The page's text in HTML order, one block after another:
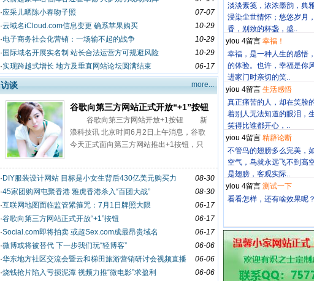
07-07
·应采儿晒陈小春吻子照
10-29
·云域名iCloud.com信息变更 确系苹果购买
10-29
·电子商务社会化营销：一场输不起的战争
10-29
· 国际域名开展实名制 站长合法运营方可规避风险
06-17
·实现跨越式增长 地方及垂直网站论坛圆满结束
more...
访谈
谷歌向第三方网站正式开放“+1”按钮
谷歌向第三方网站开放+1按钮 新
浪科技讯 北京时间6月2日上午消息，谷歌
今天正式面向第三方网站推出+1按钮，只
已在Android Market、B
08-30
· DIY服装设计网站 目标是小女生背后430亿美元购买力
08-30
·45家团购网屯聚香港 雅虎香港杀入“百团大战”
06-17
·互联网地图面临监管紧箍咒：7月1日牌照大限
06-17
·谷歌向第三方网站正式开放“+1”按钮
06-17
·Social.com即将拍卖 或超Sex.com成最昂贵域名
06-06
·微博或将被替代 下一步我们玩“轻博客”
06-06
·华东地方社区交流会暨云和梯田旅游营销研讨会视频直播
06-06
·烧钱抢片陷入亏损泥潭 视频力推“微电影”求盈利
淡淡素笺，浓浓墨韵，典
浸染尘世情怀；悠悠岁月
香，别致的杯盏，盛..
yiou 4留言 幸福！
幸福，是一种人生的感悟
的体验。也许，幸福是你
进家门时亲切的笑..
yiou 4留言 生活感悟
真正痛苦的人，却在笑脸
着别人无法知道的眼泪，
笑得比谁都开心，..
yiou 4留言 精辟论断
不管鸟的翅膀多么完美，
空气，鸟就永远飞不到高
是翅膀，客观实际..
yiou 4留言 测试一下
看看怎样，还有啥效果呢